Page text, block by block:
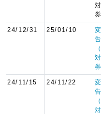
24/12/31 25/01/10
24/11/15 24/11/22